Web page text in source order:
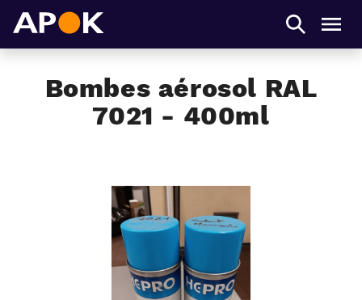
Bombes aérosol RAL
7021 - 400ml